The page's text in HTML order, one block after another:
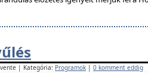
| Kategória: Programok | 0 komment eddig